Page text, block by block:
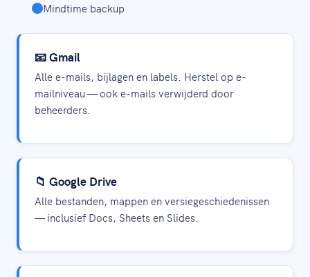
Mindtime backup
📧 Gmail
Alle e-mails, bijlagen en labels. Herstel op e-
mailniveau — ook e-mails verwijderd door
beheerders.
📁 Google Drive
Alle bestanden, mappen en versiegeschiedenissen
— inclusief Docs, Sheets en Slides.